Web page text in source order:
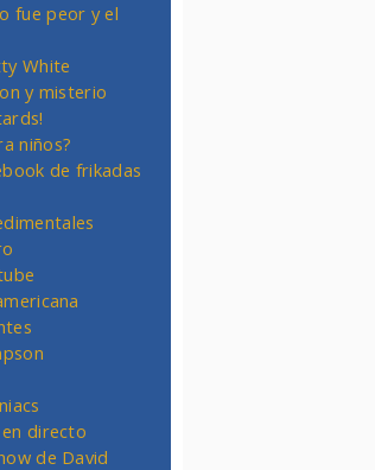
fue peor y el
White
y misterio
niños?
de frikadas
directo
de David